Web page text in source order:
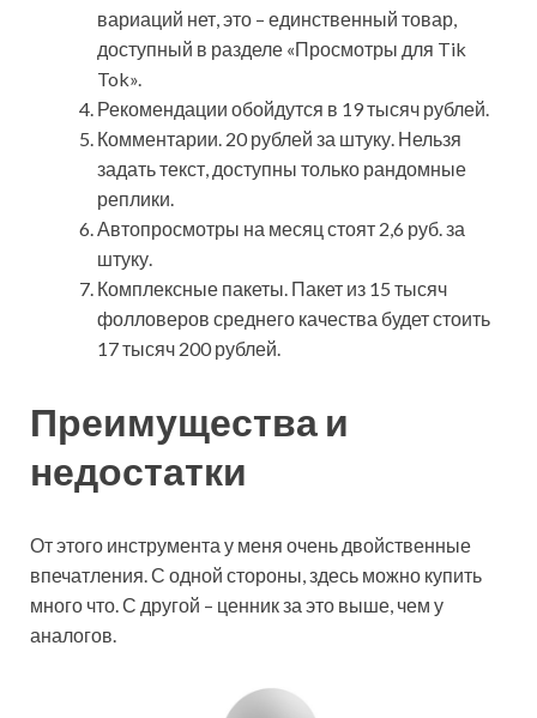
вариаций нет, это – единственный товар,
доступный в разделе «Просмотры для Tik
Tok».
Рекомендации обойдутся в 19 тысяч рублей.
Комментарии. 20 рублей за штуку. Нельзя
задать текст, доступны только рандомные
реплики.
Автопросмотры на месяц стоят 2,6 руб. за
штуку.
Комплексные пакеты. Пакет из 15 тысяч
фолловеров среднего качества будет стоить
17 тысяч 200 рублей.
Преимущества и
недостатки
От этого инструмента у меня очень двойственные
впечатления. С одной стороны, здесь можно купить
много что. С другой – ценник за это выше, чем у
аналогов.